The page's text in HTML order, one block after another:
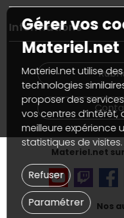
Garanties,Pack Zen
SAV, demander un retour
Informations
Guides d'achats et tutoriels
On répare votre PC
On rachète votre carte
PC sur mesure : Votre
Notre démarche écologique
Materiel.net recrute
Notre programme
Partenariat & Sponsoring
Informations
Plan du site
Nos marques
Conditions générales de
Marketplace
Informations légales
Données personnelleset
Gérer vos cookies
Accessibilité : non
Materiel.net
Nos
Gérer vos
Materiel.net
Materiel.net utilise
technologies
proposer des
vos centres
meilleure expérience
statistiques de
Paramétrer
Refuser